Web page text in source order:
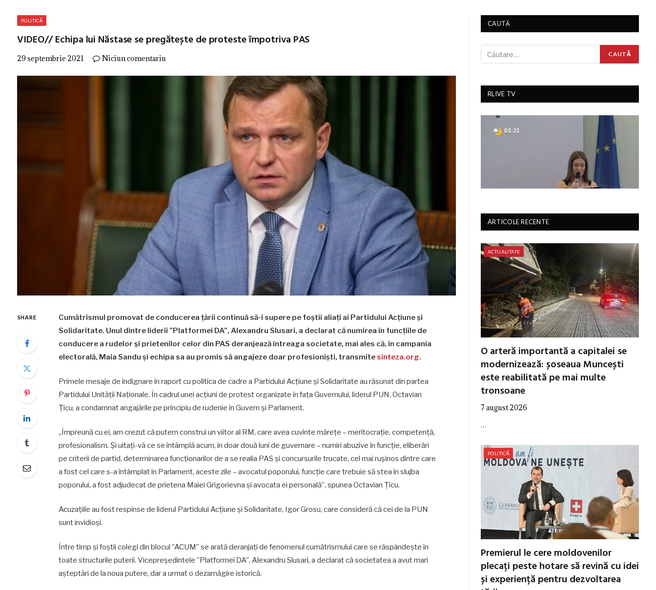
POLITICĂ
VIDEO// Echipa lui Năstase se pregătește de proteste împotriva PAS
29 septembrie 2021 Niciun comentariu
SHARE
Cumătrismul promovat de conducerea țării continuă să-i supere pe foștii aliați ai Partidului Acțiune și
Solidaritate. Unul dintre liderii ”Platformei DA”, Alexandru Slusari, a declarat că numirea în funcțiile de
conducere a rudelor și prietenilor celor din PAS deranjează întreaga societate, mai ales că, în campania
electorală, Maia Sandu și echipa sa au promis să angajeze doar profesioniști, transmite sinteza.org.
Primele mesaje de indignare în raport cu politica de cadre a Partidului Acțiune și Solidaritate au răsunat din partea
Partidului Unității Naționale. În cadrul unei acțiuni de protest organizate în fața Guvernului, liderul PUN, Octavian
Țîcu, a condamnat angajările pe principiu de rudenie în Guvern și Parlament.
„Împreună cu ei, am crezut că putem construi un viitor al RM, care avea cuvinte mărețe – meritocrație, competență,
profesionalism. Și uitați-vă ce se întâmplă acum, în doar două luni de guvernare – numiri abuzive în funcție, eliberări
pe criterii de partid, determinarea funcționarilor de a se realia PAS și concursurile trucate, cel mai rușinos dintre care
a fost cel care s-a întâmplat în Parlament, aceste zile – avocatul poporului, funcție care trebuie să stea în slujba
poporului, a fost adjudecat de prietena Maiei Grigorievna și avocata ei personală”, spunea Octavian Țîcu.
Acuzațiile au fost respinse de liderul Partidului Acțiune și Solidaritate, Igor Grosu, care consideră că cei de la PUN
sunt invidioși.
Între timp și foștii colegi din blocul ”ACUM” se arată deranjați de fenomenul cumătrismului care se răspândește în
toate structurile puterii. Vicepreședintele ”Platformei DA”, Alexandru Slusari, a declarat că societatea a avut mari
așteptări de la noua putere, dar a urmat o dezamăgire istorică.
CAUTĂ
RLIVE TV
ARTICOLE RECENTE
ACTUALITATE
O arteră importantă a capitalei se
modernizează: șoseaua Muncești
este reabilitată pe mai multe
tronsoane
7 august 2026
…
POLITICĂ
Premierul le cere moldovenilor
plecați peste hotare să revină cu idei
și experiență pentru dezvoltarea